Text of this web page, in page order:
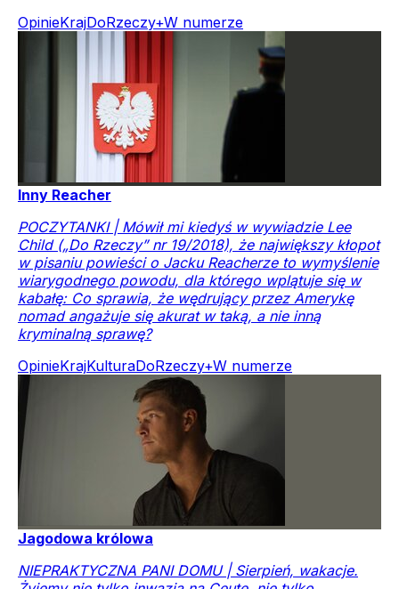
OpinieKrajDoRzeczy+W numerze
Inny Reacher
POCZYTANKI | Mówił mi kiedyś w wywiadzie Lee
Child („Do Rzeczy” nr 19/2018), że największy kłopot
w pisaniu powieści o Jacku Reacherze to wymyślenie
wiarygodnego powodu, dla którego wplątuje się w
kabałę: Co sprawia, że wędrujący przez Amerykę
nomad angażuje się akurat w taką, a nie inną
kryminalną sprawę?
OpinieKrajKulturaDoRzeczy+W numerze
Jagodowa królowa
NIEPRAKTYCZNA PANI DOMU | Sierpień, wakacje.